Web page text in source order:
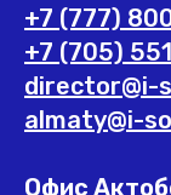
+7 (777)
+7 (705)
director@i-
almaty@i-
Офис